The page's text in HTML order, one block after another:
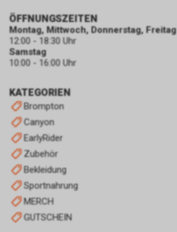
KATEGORIEN
Brompton
Canyon
EarlyRider
Zubehör
Bekleidung
Sportnahrung
MERCH
GUTSCHEIN
ÖFFNUNGSZEITEN
Montag, Mittwoch, Donnerstag, Freitag
12:00 - 18:30 Uhr
Samstag
10:00 - 16:00 Uhr